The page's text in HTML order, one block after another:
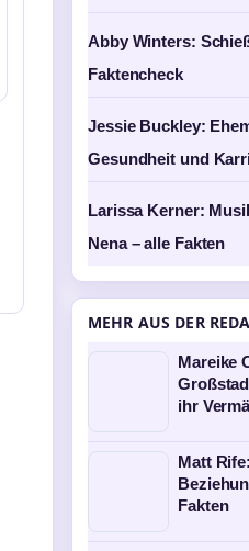
Abby Winters:
Faktencheck
Jessie Buckley:
Gesundheit und
Larissa Kerner:
Nena – alle Fakten
MEHR AUS DER
Mareike
ihr
Matt
Fakten